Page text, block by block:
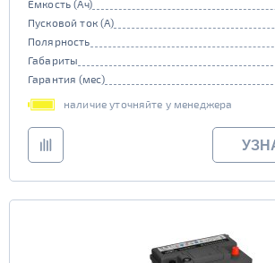
Емкость (Ач)
Пусковой ток (А)
Полярность
Габариты
Гарантия (мес)
наличие уточняйте у менеджера